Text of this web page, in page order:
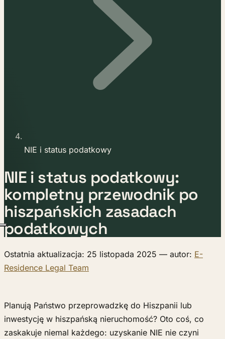
NIE i status podatkowy
NIE i status podatkowy:
kompletny przewodnik po
hiszpańskich zasadach
podatkowych
Ostatnia aktualizacja: 25 listopada 2025 — autor: E-
Residence Legal Team
Planują Państwo przeprowadzkę do Hiszpanii lub
inwestycję w hiszpańską nieruchomość? Oto coś, co
zaskakuje niemal każdego: uzyskanie NIE nie czyni